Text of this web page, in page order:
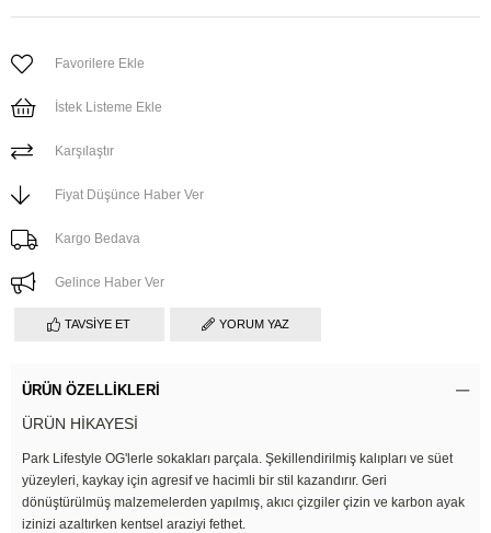
Favorilere Ekle
İstek Listeme Ekle
Karşılaştır
Fiyat Düşünce Haber Ver
Kargo Bedava
Gelince Haber Ver
TAVSIYE ET YORUM YAZ
ÜRÜN ÖZELLIKLERI
ÜRÜN HİKAYESİ
Park Lifestyle OG'lerle sokakları parçala. Şekillendirilmiş kalıpları ve süet
yüzeyleri, kaykay için agresif ve hacimli bir stil kazandırır. Geri
dönüştürülmüş malzemelerden yapılmış, akıcı çizgiler çizin ve karbon ayak
izinizi azaltırken kentsel araziyi fethet.